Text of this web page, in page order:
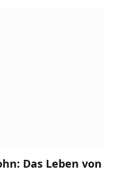
Das Leben von